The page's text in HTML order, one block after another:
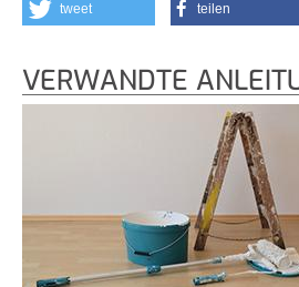
tweet teilen
VERWANDTE